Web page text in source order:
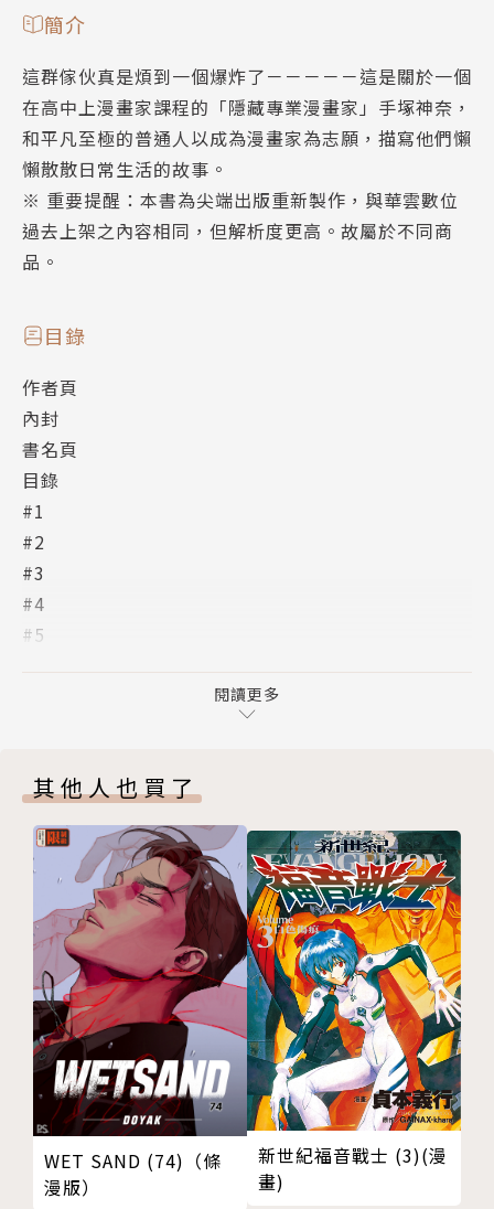
簡介
這群傢伙真是煩到一個爆炸了－－－－－這是關於一個
在高中上漫畫家課程的「隱藏專業漫畫家」手塚神奈，
和平凡至極的普通人以成為漫畫家為志願，描寫他們懶
懶散散日常生活的故事。
※ 重要提醒：本書為尖端出版重新製作，與華雲數位
過去上架之內容相同，但解析度更高。故屬於不同商
品。
目錄
作者頁
內封
書名頁
目錄
#1
#2
#3
#4
#5
#10
#11
#12
加筆漫畫★神奈的苦惱
版權頁
封底
閱讀更多
其他人也買了
WET SAND (74)（條
漫版）
新世紀福音戰士 (3)(漫
畫)